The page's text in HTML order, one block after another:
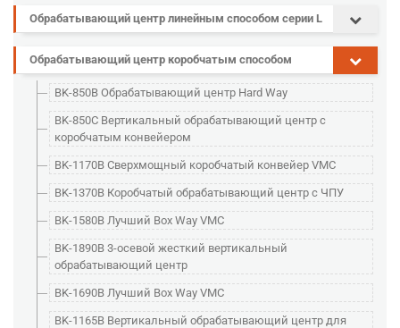
Обрабатывающий центр линейным способом серии L
Обрабатывающий центр коробчатым способом
BK-850B Обрабатывающий центр Hard Way
BK-850C Вертикальный обрабатывающий центр с
коробчатым конвейером
BK-1170B Сверхмощный коробчатый конвейер VMC
BK-1370B Коробчатый обрабатывающий центр с ЧПУ
BK-1580B Лучший Box Way VMC
BK-1890B 3-осевой жесткий вертикальный
обрабатывающий центр
BK-1690B Лучший Box Way VMC
BK-1165B Вертикальный обрабатывающий центр для